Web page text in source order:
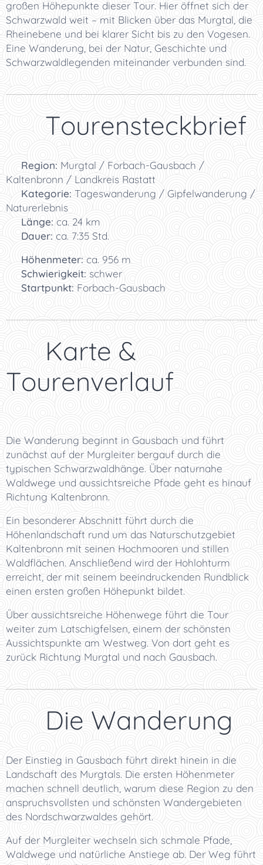
großen Höhepunkte dieser Tour. Hier öffnet sich der
Schwarzwald weit – mit Blicken über das Murgtal, die
Rheinebene und bei klarer Sicht bis zu den Vogesen.
Eine Wanderung, bei der Natur, Geschichte und
Schwarzwaldlegenden miteinander verbunden sind.
📋 Tourensteckbrief
Region: Murgtal / Forbach-Gausbach /
Kaltenbronn / Landkreis Rastatt
Kategorie: Tageswanderung / Gipfelwanderung /
Naturerlebnis
Länge: ca. 24 km
Dauer: ca. 7:35 Std.
Höhenmeter: ca. 956 m
Schwierigkeit: schwer
Startpunkt: Forbach-Gausbach
🗺️ Karte &
Tourenverlauf
Die Wanderung beginnt in Gausbach und führt
zunächst auf der Murgleiter bergauf durch die
typischen Schwarzwaldhänge. Über naturnahe
Waldwege und aussichtsreiche Pfade geht es hinauf
Richtung Kaltenbronn.
Ein besonderer Abschnitt führt durch die
Höhenlandschaft rund um das Naturschutzgebiet
Kaltenbronn mit seinen Hochmooren und stillen
Waldflächen. Anschließend wird der Hohlohturm
erreicht, der mit seinem beeindruckenden Rundblick
einen ersten großen Höhepunkt bildet.
Über aussichtsreiche Höhenwege führt die Tour
weiter zum Latschigfelsen, einem der schönsten
Aussichtspunkte am Westweg. Von dort geht es
zurück Richtung Murgtal und nach Gausbach.
🌲 Die Wanderung
Der Einstieg in Gausbach führt direkt hinein in die
Landschaft des Murgtals. Die ersten Höhenmeter
machen schnell deutlich, warum diese Region zu den
anspruchsvollsten und schönsten Wandergebieten
des Nordschwarzwaldes gehört.
Auf der Murgleiter wechseln sich schmale Pfade,
Waldwege und natürliche Anstiege ab. Der Weg führt